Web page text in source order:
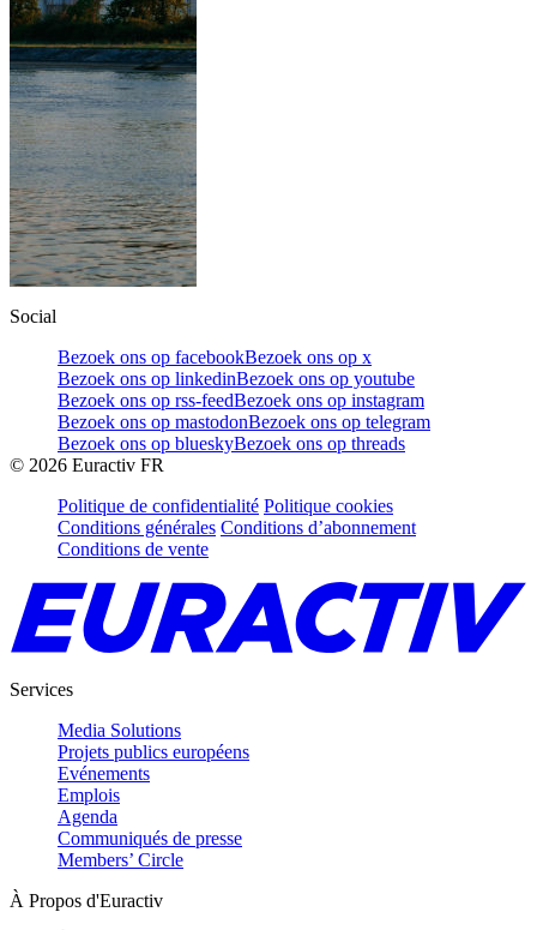
Social
Bezoek ons op facebookBezoek ons op x
Bezoek ons op linkedinBezoek ons op youtube
Bezoek ons op rss-feedBezoek ons op instagram
Bezoek ons op mastodonBezoek ons op telegram
Bezoek ons op blueskyBezoek ons op threads
© 2026 Euractiv FR
Politique de confidentialité Politique cookies
Conditions générales Conditions d’abonnement
Conditions de vente
Services
Media Solutions
Projets publics européens
Evénements
Emplois
Agenda
Communiqués de presse
Members’ Circle
À Propos d'Euractiv